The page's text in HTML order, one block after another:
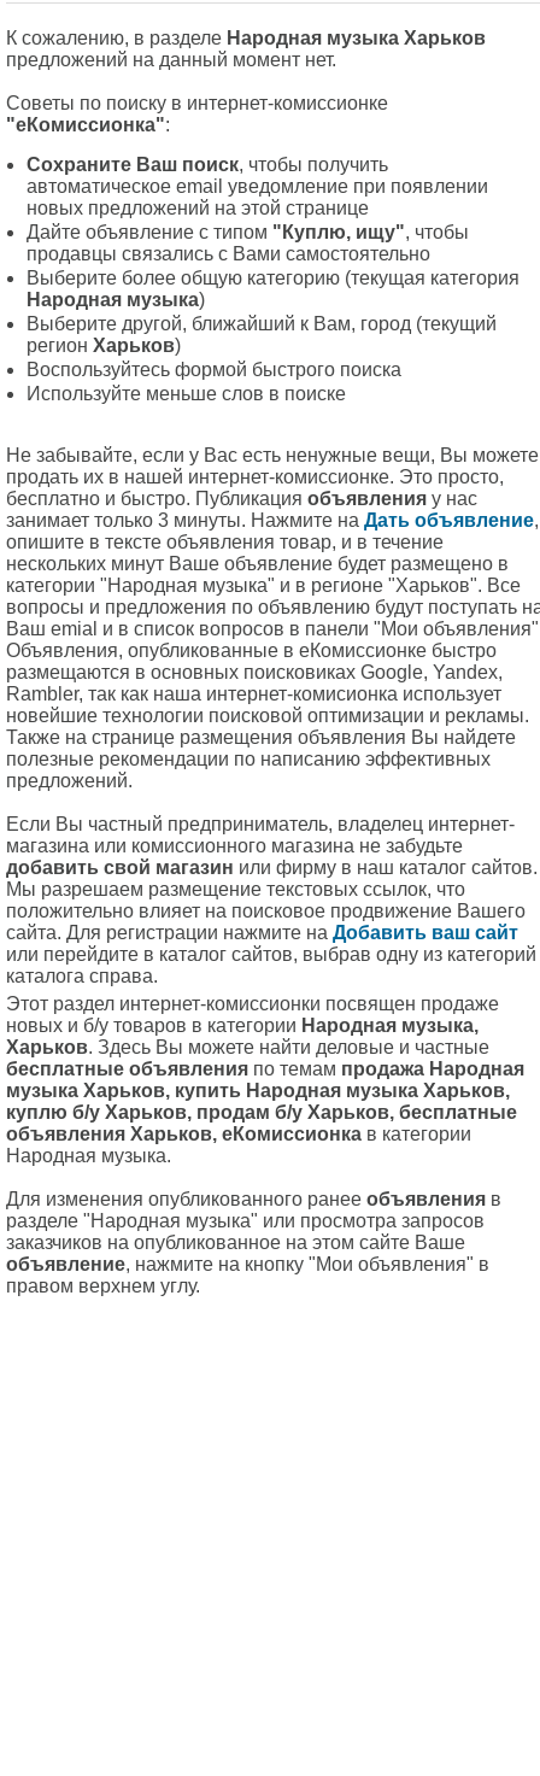
К сожалению, в разделе Народная музыка Харьков
предложений на данный момент нет.
Советы по поиску в интернет-комиссионке
"еКомиссионка":
Сохраните Ваш поиск, чтобы получить
автоматическое email уведомление при появлении
новых предложений на этой странице
Дайте объявление с типом "Куплю, ищу", чтобы
продавцы связались с Вами самостоятельно
Выберите более общую категорию (текущая категория
Народная музыка)
Выберите другой, ближайший к Вам, город (текущий
регион Харьков)
Воспользуйтесь формой быстрого поиска
Используйте меньше слов в поиске
Не забывайте, если у Вас есть ненужные вещи, Вы можете
продать их в нашей интернет-комиссионке. Это просто,
бесплатно и быстро. Публикация объявления у нас
занимает только 3 минуты. Нажмите на Дать объявление,
опишите в тексте объявления товар, и в течение
нескольких минут Ваше объявление будет размещено в
категории "Народная музыка" и в регионе "Харьков". Все
вопросы и предложения по объявлению будут поступать
Ваш emial и в список вопросов в панели "Мои
Объявления, опубликованные в еКомиссионке быстро
размещаются в основных поисковиках Google, Yandex,
Rambler, так как наша интернет-комисионка использует
новейшие технологии поисковой оптимизации и рекламы.
Также на странице размещения объявления Вы найдете
полезные рекомендации по написанию эффективных
предложений.
Если Вы частный предприниматель, владелец интернет-
магазина или комиссионного магазина не забудьте
добавить свой магазин или фирму в наш каталог сайтов.
Мы разрешаем размещение текстовых ссылок, что
положительно влияет на поисковое продвижение Вашего
сайта. Для регистрации нажмите на Добавить ваш сайт
или перейдите в каталог сайтов, выбрав одну из категорий
каталога справа.
Этот раздел интернет-комиссионки посвящен продаже
новых и б/у товаров в категории Народная музыка,
Харьков. Здесь Вы можете найти деловые и частные
бесплатные объявления по темам продажа Народная
музыка Харьков, купить Народная музыка Харьков,
куплю б/у Харьков, продам б/у Харьков, бесплатные
объявления Харьков, еКомиссионка в категории
Народная музыка.
Для изменения опубликованного ранее объявления в
разделе "Народная музыка" или просмотра запросов
заказчиков на опубликованное на этом сайте Ваше
объявление, нажмите на кнопку "Мои объявления" в
правом верхнем углу.